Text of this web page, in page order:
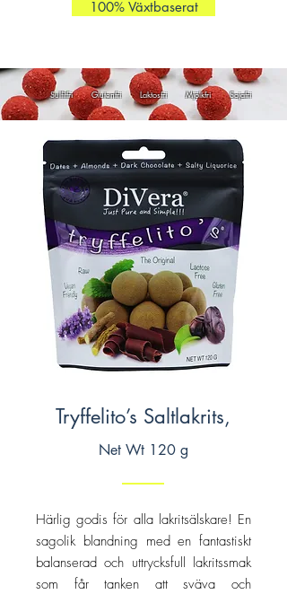
100% Växtbaserat
Sulfitfri Glutenfri Laktosfri Mjölkfri Sojafri
Tryffelito’s Saltlakrits,
Net Wt 120 g
Härlig godis för alla lakritsälskare! En
sagolik blandning med en fantastiskt
balanserad och uttrycksfull lakritssmak
som får tanken att sväva och